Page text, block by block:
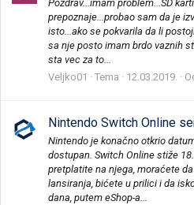
Pozdrav...imam problem...SD
prepoznaje...probao sam da je
isto...ako se pokvarila da li
sa nje posto imam brdo vaznih
sta vec za to...
Veljko01
Tema 12.03.2019.
Nintendo Switch Online
Nintendo je konačno otkrio
dostupan. Switch Online stiže
pretplatite na njega, moraćete
lansiranja, bićete u prilici i da
dana, putem eShop-a...